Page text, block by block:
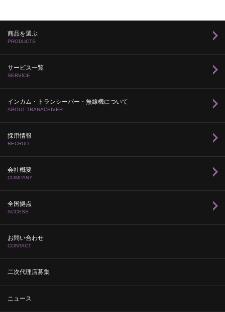
商品を選ぶ
PRODUCTS
サービス一覧
SERVICE
インカム・トランシーバー・無線機について
ABOUT TRANACEIVER
採用情報
RECRUIT
会社概要
COMPANY
全国拠点
ACCESS
お問い合わせ
CONTACT
二次代理店募集
ニュース